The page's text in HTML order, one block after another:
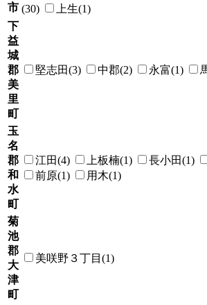
市 (30)
上生(1)
下
益
城
郡
美
里
町
堅志田(3) 中郡(2) 永富(1)
玉
名
郡
和
水
町
江田(4) 上板楠(1) 長小田(1)
前原(1)
用木(1)
菊
池
郡
大
津
町
美咲野３丁目(1)